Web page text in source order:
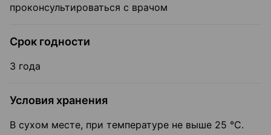
проконсультироваться с врачом
Срок годности
3 года
Условия хранения
В сухом месте, при температуре не выше 25 °C.